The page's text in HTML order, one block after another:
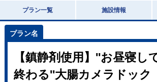
プラン一覧 施設情報
【鎮静剤使用】''お昼寝し
終わる''大腸カメラドック